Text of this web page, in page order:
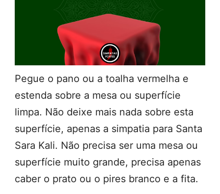
Pegue o pano ou a toalha vermelha e
estenda sobre a mesa ou superfície
limpa. Não deixe mais nada sobre esta
superfície, apenas a simpatia para Santa
Sara Kali. Não precisa ser uma mesa ou
superfície muito grande, precisa apenas
caber o prato ou o pires branco e a fita.